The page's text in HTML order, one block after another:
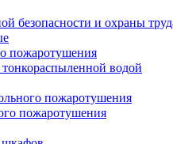
безопасности и охраны
пожаротушения
водой
пожаротушения
пожаротушения